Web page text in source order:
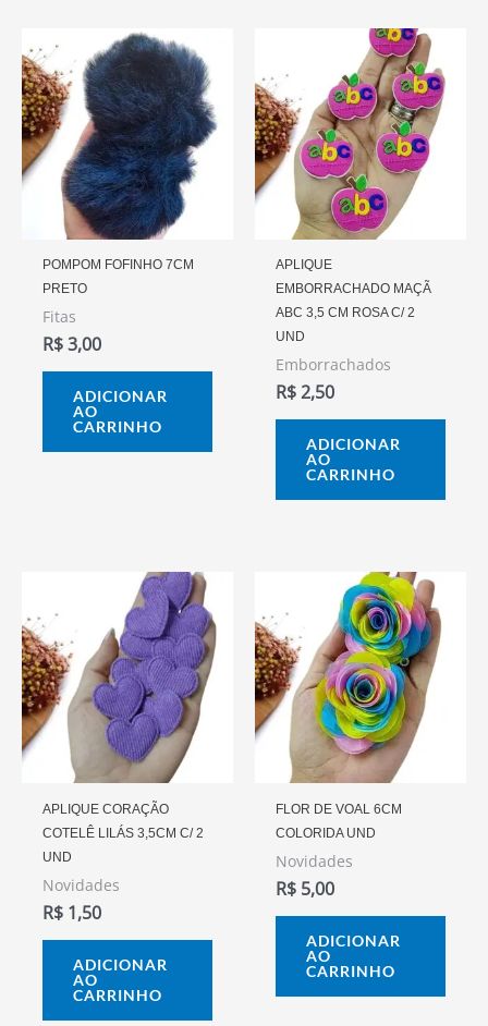
POMPOM FOFINHO 7CM
PRETO
Fitas
R$3,00
ADICIONAR
AO
CARRINHO
APLIQUE
EMBORRACHADO MAÇÃ
ABC 3,5 CM ROSA C/ 2
UND
Emborrachados
R$2,50
ADICIONAR
AO
CARRINHO
APLIQUE CORAÇÃO
COTELÊ LILÁS 3,5CM C/ 2
UND
Novidades
R$ 1,50
ADICIONAR
AO
CARRINHO
FLOR DE VOAL 6CM
COLORIDA UND
Novidades
R$ 5,00
ADICIONAR
AO
CARRINHO